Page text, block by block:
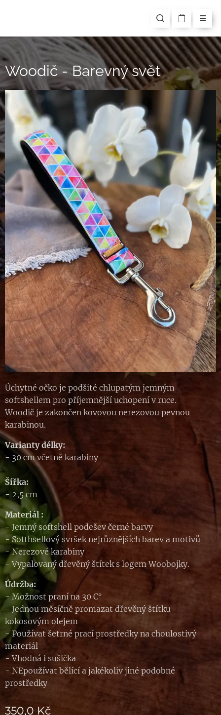
Woodič - Barevný svět
Úchytné očko je podšité chlupatým jemným
softshellem pro příjemnější uchopení v ruce.
Woodič je zakončen kovovou nerezovou pevnou
karabinou.
Varianty délky:
- 30 cm včetně karabiny
Šířka:
- 2,5 cm
Materiál :
- Jemný softshell podešev černé barvy
- Softhsellový svršek nejrůznějších barev a motivů
- Nerezové karabiny
- Vypalovaný dřevěný štítek s logem Woobojky.
Údržba:
- Možnost praní na 30 C°
- Jednou měsíčně promazat dřevěný štítku
kokosovým olejem
- Používat šetrné prací prostředky na choulostivý
materiál
- Vhodná i sušička
- NEpoužívat bělící a jakékoliv jiné podobné
prostředky
350,0 Kč